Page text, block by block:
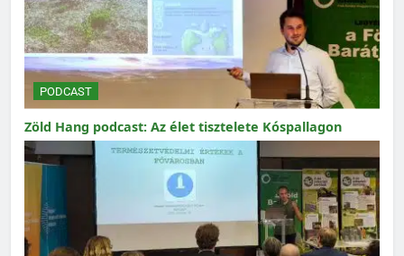
PODCAST
Zöld Hang podcast: Az élet tisztelete Kóspallagon